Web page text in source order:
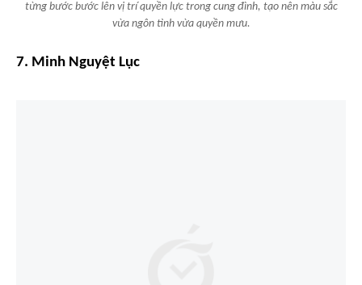
từng bước bước lên vị trí quyền lực trong cung đình, tạo nên màu sắc
vừa ngôn tình vừa quyền mưu.
7. Minh Nguyệt Lục